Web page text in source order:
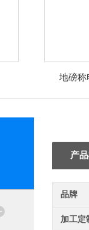
地磅称
产
品牌
加工定